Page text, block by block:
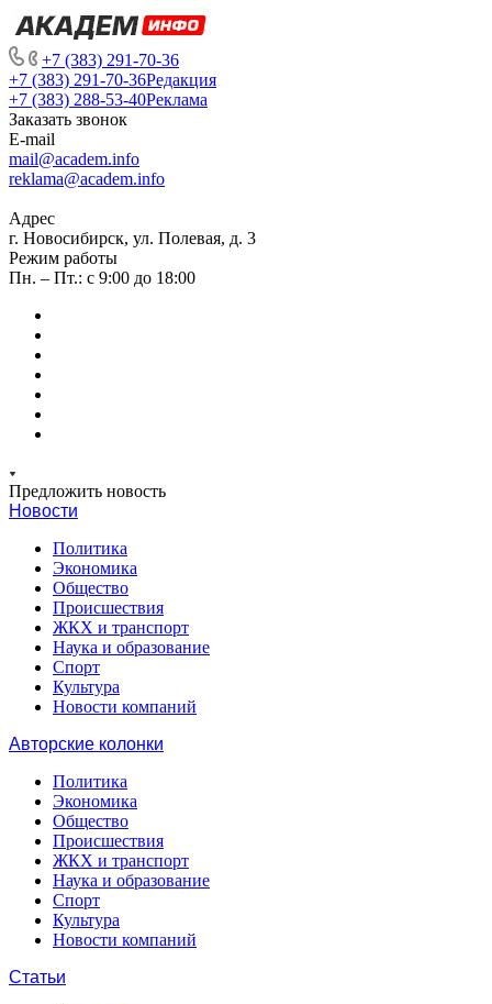
+7 (383) 291-70-36
+7 (383) 291-70-36Редакция
+7 (383) 288-53-40Реклама
Заказать звонок
E-mail
mail@academ.info
reklama@academ.info
Адрес
г. Новосибирск, ул. Полевая, д. 3
Режим работы
Пн. – Пт.: с 9:00 до 18:00
Предложить новость
Новости
Политика
Экономика
Общество
Происшествия
ЖКХ и транспорт
Наука и образование
Спорт
Культура
Новости компаний
Авторские колонки
Политика
Экономика
Общество
Происшествия
ЖКХ и транспорт
Наука и образование
Спорт
Культура
Новости компаний
Статьи